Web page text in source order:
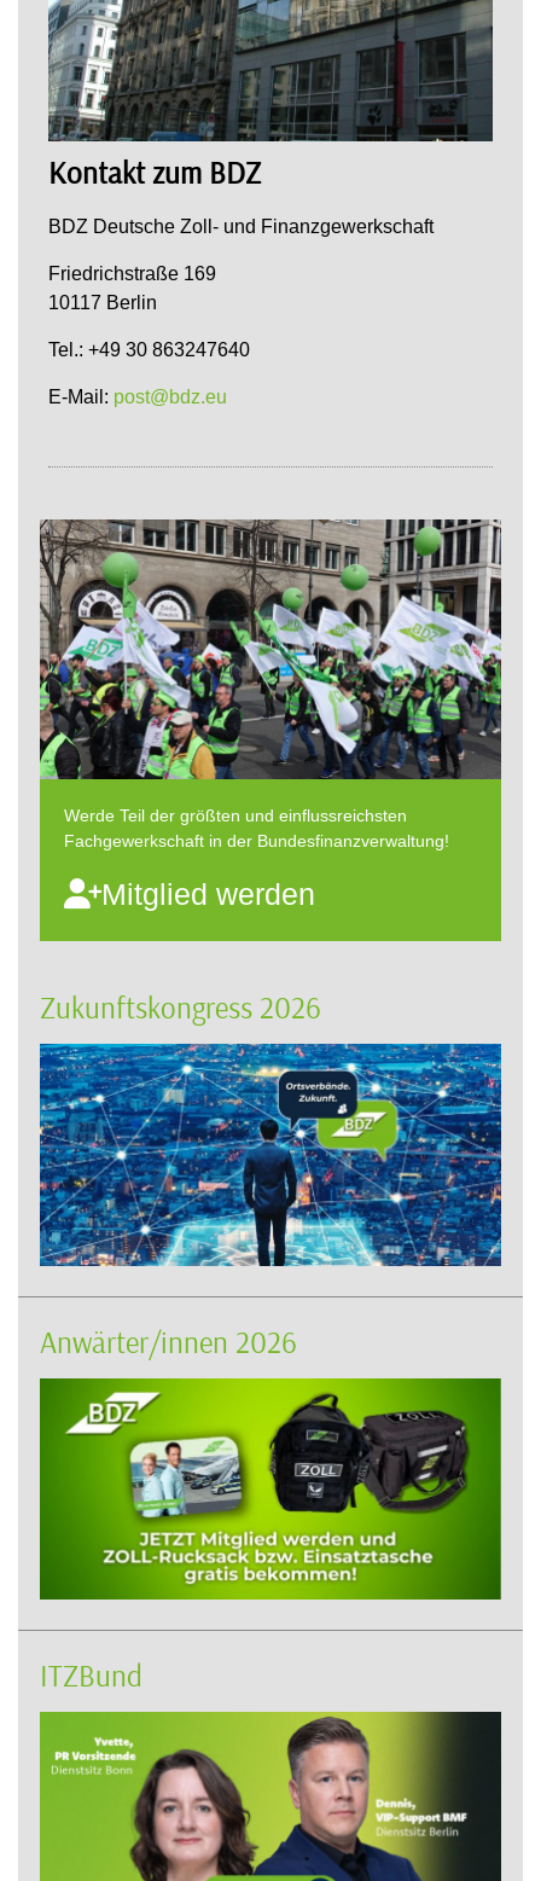
Kontakt zum BDZ
BDZ Deutsche Zoll- und Finanzgewerkschaft
Friedrichstraße 169
10117 Berlin
Tel.: +49 30 863247640
E-Mail: post@bdz.eu
Werde Teil der größten und einflussreichsten
Fachgewerkschaft in der Bundesfinanzverwaltung!
Mitglied werden
Zukunftskongress 2026
Anwärter/innen 2026
ITZBund